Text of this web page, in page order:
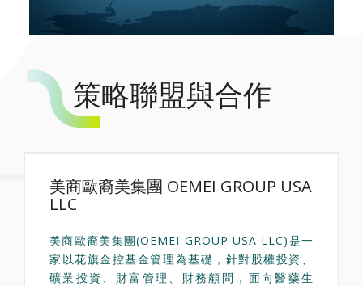
策略聯盟與合作
美商歐裔美集團 OEMEI GROUP USA
LLC
美商歐裔美集團(OEMEI GROUP USA LLC)是一
家以花旗金控基金管理為基礎，針對股權投資、
礦業投資、財富管理、財務顧問，面向醫藥生